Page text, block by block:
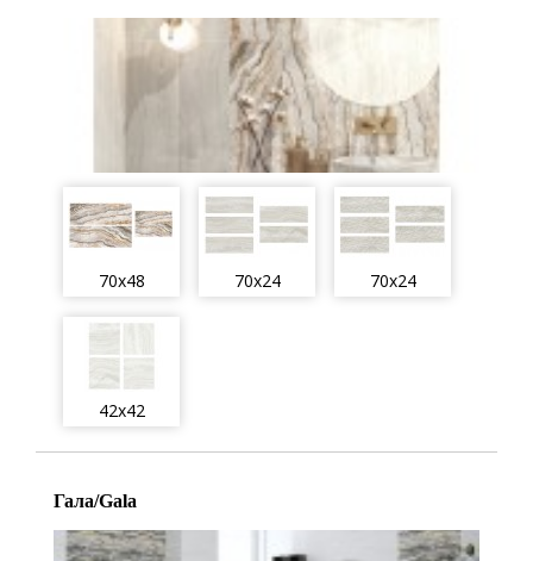
70x48 70x24 70x24
42x42
Гала/Gala